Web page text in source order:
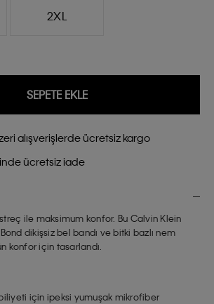
2XL
SEPETE EKLE
alışverişlerde ücretsiz kargo
ücretsiz iade
ile maksimum konfor. Bu Calvin Klein
dikişsiz bel bandı ve bitki bazlı nem
konfor için tasarlandı.
için ipeksi yumuşak mikrofiber